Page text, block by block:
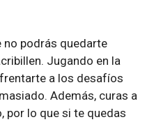
no podrás quedarte
Jugando en la
a los desafíos
Además, curas a
por lo que si te quedas